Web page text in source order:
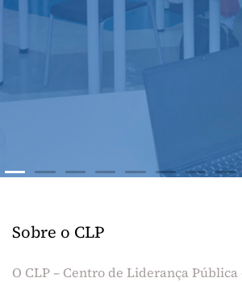
Sobre o CLP
O CLP – Centro de Liderança Pública